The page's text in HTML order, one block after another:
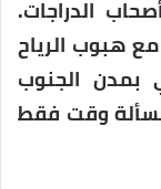
الدراجات.
هبوب الرياح
بمدن الجنوب
وقت فقط